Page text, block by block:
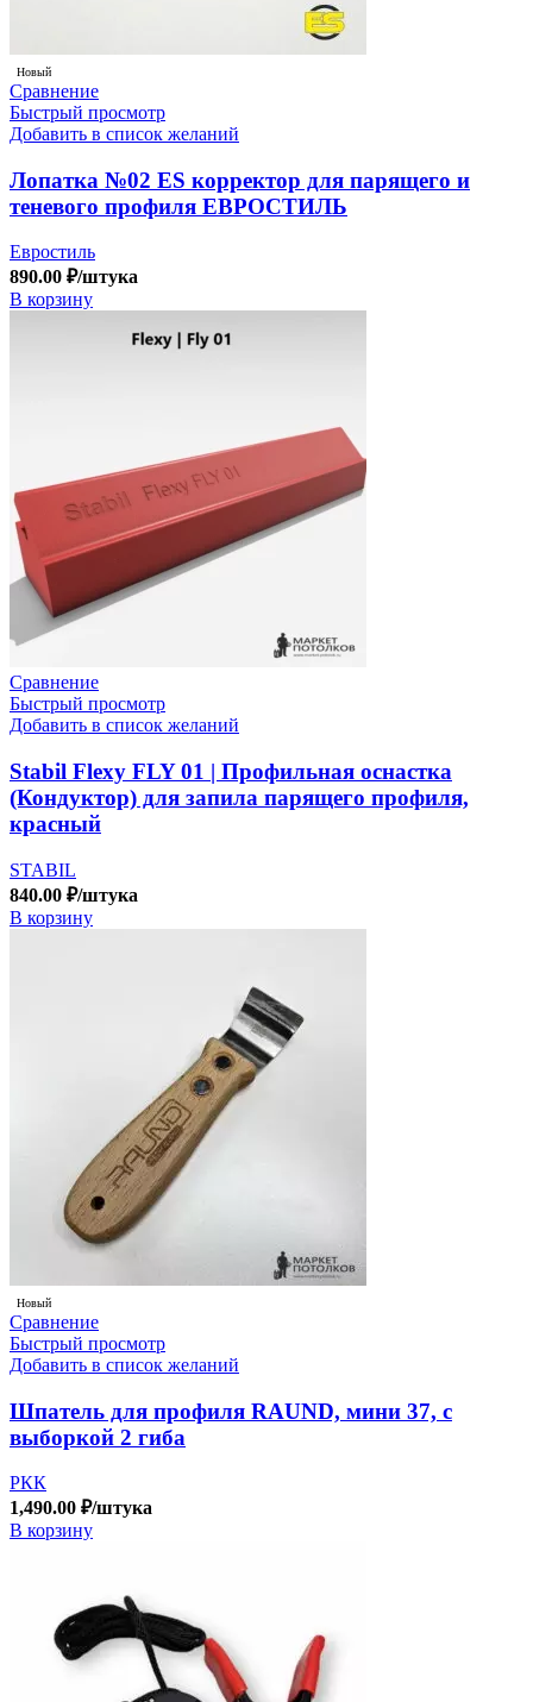
Новый
Сравнение
Быстрый просмотр
Добавить в список желаний
Лопатка №02 ES корректор для парящего и
теневого профиля ЕВРОСТИЛЬ
Евростиль
890.00 ₽/штука
В корзину
Сравнение
Быстрый просмотр
Добавить в список желаний
Stabil Flexy FLY 01 | Профильная оснастка
(Кондуктор) для запила парящего профиля,
красный
STABIL
840.00 ₽/штука
В корзину
Новый
Сравнение
Быстрый просмотр
Добавить в список желаний
Шпатель для профиля RAUND, мини 37, с
выборкой 2 гиба
РКК
1,490.00 ₽/штука
В корзину